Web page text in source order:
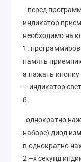
перед
индикатор
необходимо на
1.
память
а нажать кнопку
– индикатор
б.
однократно
наборе) диод
в однократно
2 –х секунд